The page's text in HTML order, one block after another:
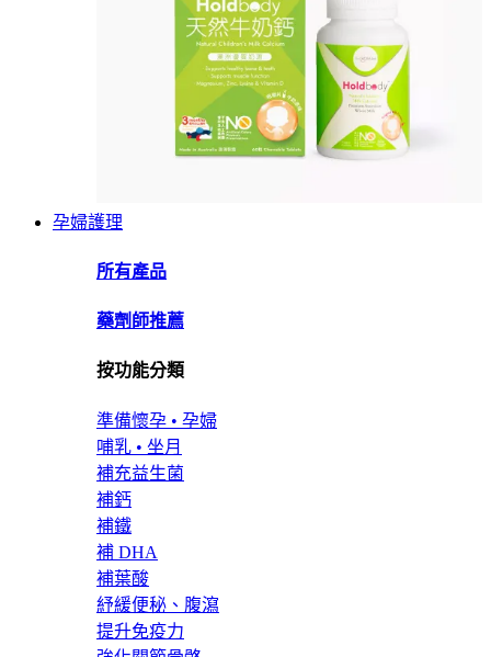
孕婦護理
所有產品
藥劑師推薦
按功能分類
準備懷孕 • 孕婦
哺乳 • 坐月
補充益生菌
補鈣
補鐵
補 DHA
補葉酸
紓緩便秘、腹瀉
提升免疫力